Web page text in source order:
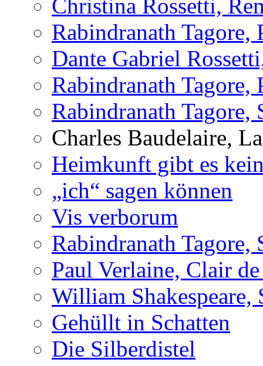
Christina Rossetti,
Rabindranath Tagore,
Dante Gabriel
Rabindranath Tagore,
Rabindranath
Charles Baudelaire,
Heimkunft gibt es
„ich“ sagen können
Vis verborum
Rabindranath
Paul Verlaine, Clair
William Shakespeare,
Gehüllt in Schatten
Die Silberdistel